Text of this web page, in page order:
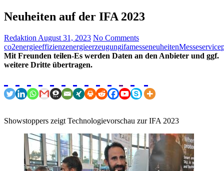
Neuheiten auf der IFA 2023
Redaktion August 31, 2023 No Comments
co2energieeffizienzenergieerzeugungifamesseneuheitenMesseservice
Mit Freunden teilen-Es werden Daten an den Anbieter und ggf.
weitere Dritte übertragen.
Showstoppers zeigt Technologievorschau zur IFA 2023